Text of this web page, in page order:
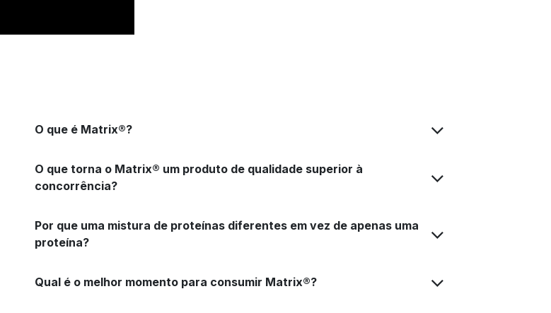
O que é Matrix®?
O que torna o Matrix® um produto de qualidade superior à
concorrência?
Por que uma mistura de proteínas diferentes em vez de apenas uma
proteína?
Qual é o melhor momento para consumir Matrix®?